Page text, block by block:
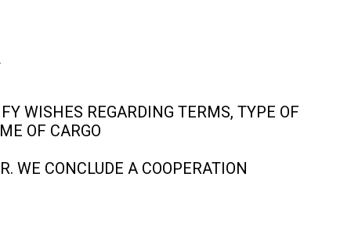
WISHES REGARDING TERMS, TYPE OF
OF CARGO
WE CONCLUDE A COOPERATION